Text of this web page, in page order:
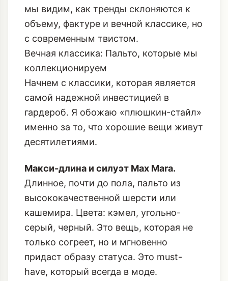
мы видим, как тренды склоняются к
объему, фактуре и вечной классике, но
с современным твистом.
Вечная классика: Пальто, которые мы
коллекционируем
Начнем с классики, которая является
самой надежной инвестицией в
гардероб. Я обожаю «плюшкин-стайл»
именно за то, что хорошие вещи живут
десятилетиями.
Макси-длина и силуэт Max Mara.
Длинное, почти до пола, пальто из
высококачественной шерсти или
кашемира. Цвета: кэмел, угольно-
серый, черный. Это вещь, которая не
только согреет, но и мгновенно
придаст образу статуса. Это must-
have, который всегда в моде.